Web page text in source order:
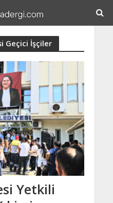
Geçici İşçiler
Yetkili